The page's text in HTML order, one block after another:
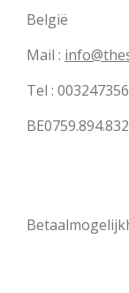
België
Mail :
Tel :
BE0759.894.832